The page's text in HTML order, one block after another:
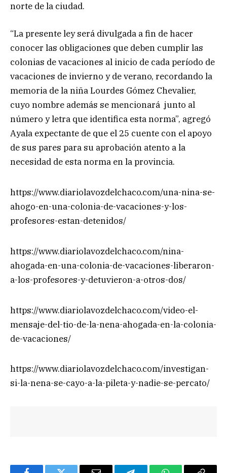
norte de la ciudad.
“La presente ley será divulgada a fin de hacer
conocer las obligaciones que deben cumplir las
colonias de vacaciones al inicio de cada período de
vacaciones de invierno y de verano, recordando la
memoria de la niña Lourdes Gómez Chevalier,
cuyo nombre además se mencionará junto al
número y letra que identifica esta norma”, agregó
Ayala expectante de que el 25 cuente con el apoyo
de sus pares para su aprobación atento a la
necesidad de esta norma en la provincia.
https://www.diariolavozdelchaco.com/una-nina-se-
ahogo-en-una-colonia-de-vacaciones-y-los-
profesores-estan-detenidos/
https://www.diariolavozdelchaco.com/nina-
ahogada-en-una-colonia-de-vacaciones-liberaron-
a-los-profesores-y-detuvieron-a-otros-dos/
https://www.diariolavozdelchaco.com/video-el-
mensaje-del-tio-de-la-nena-ahogada-en-la-colonia-
de-vacaciones/
https://www.diariolavozdelchaco.com/investigan-
si-la-nena-se-cayo-a-la-pileta-y-nadie-se-percato/